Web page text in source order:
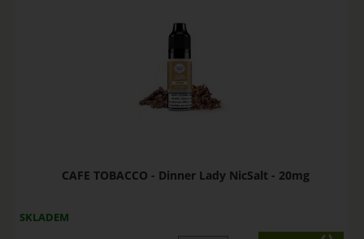
CAFE TOBACCO - Dinner Lady NicSalt - 20mg
SKLADEM